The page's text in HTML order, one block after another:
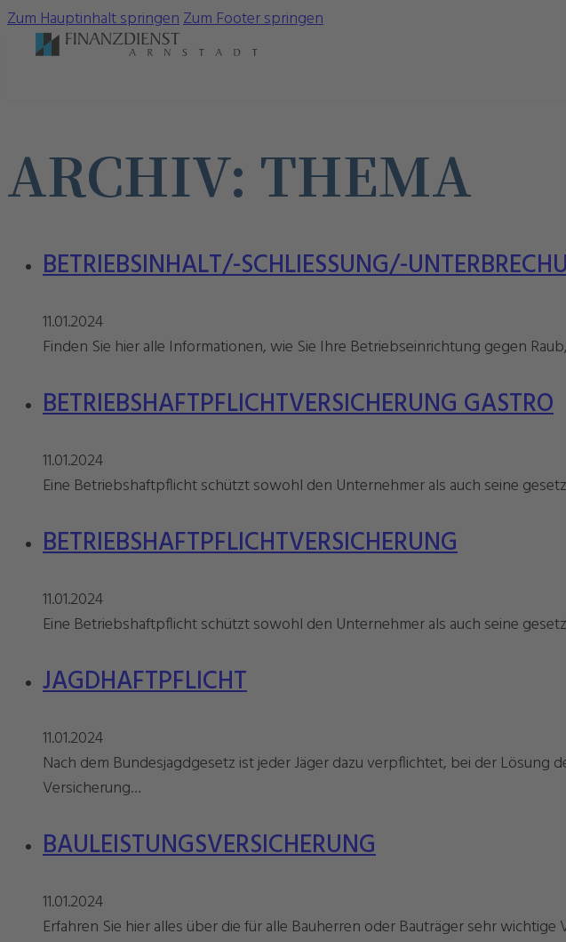
Zum Hauptinhalt springenZum Footer springen
ARCHIV: THEMA
BETRIEBSINHALT/-SCHLIESSUNG/-
11.01.2024
Finden Sie hier alle Informationen, wie Sie Ihre Betriebseinrichtung gegen
BETRIEBSHAFTPFLICHTVERSICHERUNG GASTRO
11.01.2024
Eine Betriebshaftpflicht schützt sowohl den Unternehmer als auch seine
BETRIEBSHAFTPFLICHTVERSICHERUNG
11.01.2024
Eine Betriebshaftpflicht schützt sowohl den Unternehmer als auch seine
JAGDHAFTPFLICHT
11.01.2024
Nach dem Bundesjagdgesetz ist jeder Jäger dazu verpflichtet, bei der
Versicherung…
BAULEISTUNGSVERSICHERUNG
11.01.2024
Erfahren Sie hier alles über die für alle Bauherren oder Bauträger sehr wichtige